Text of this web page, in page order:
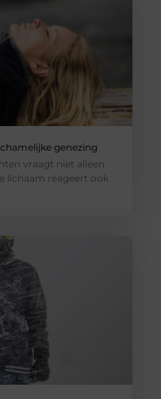
genezing
vraagt niet alleen
lichaam reageert ook